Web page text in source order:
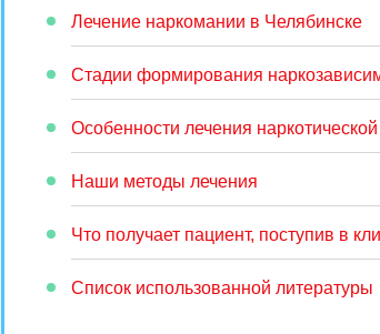
Лечение наркомании в Челябинске
Стадии формирования
Особенности лечения
Наши методы лечения
Что получает пациент, поступив в
Список использованной литературы